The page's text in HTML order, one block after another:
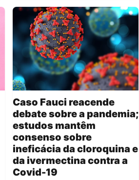
Caso Fauci reacende
debate sobre a pandemia;
estudos mantêm
consenso sobre
ineficácia da cloroquina e
da ivermectina contra a
Covid-19